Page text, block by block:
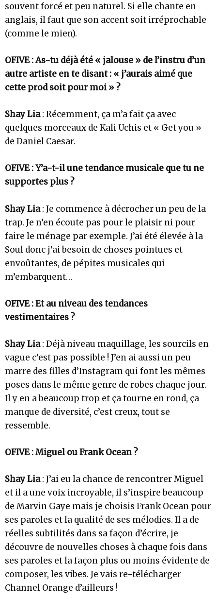
souvent forcé et peu naturel. Si elle chante en
anglais, il faut que son accent soit irréprochable
(comme le mien).
OFIVE : As-tu déjà été « jalouse » de l’instru d’un
autre artiste en te disant : « j’aurais aimé que
cette prod soit pour moi » ?
Shay Lia: Récemment, ça m’a fait ça avec
quelques morceaux de Kali Uchis et « Get you »
de Daniel Caesar.
OFIVE : Y’a-t-il une tendance musicale que tu ne
supportes plus ?
Shay Lia: Je commence à décrocher un peu de la
trap. Je n’en écoute pas pour le plaisir ni pour
faire le ménage par exemple. J’ai été élevée à la
Soul donc j’ai besoin de choses pointues et
envoûtantes, de pépites musicales qui
m’embarquent…
OFIVE : Et au niveau des tendances
vestimentaires ?
Shay Lia: Déjà niveau maquillage, les sourcils en
vague c’est pas possible ! J’en ai aussi un peu
marre des filles d’Instagram qui font les mêmes
poses dans le même genre de robes chaque jour.
Il y en a beaucoup trop et ça tourne en rond, ça
manque de diversité, c’est creux, tout se
ressemble.
OFIVE : Miguel ou Frank Ocean ?
Shay Lia: J’ai eu la chance de rencontrer Miguel
et il a une voix incroyable, il s’inspire beaucoup
de Marvin Gaye mais je choisis Frank Ocean pour
ses paroles et la qualité de ses mélodies. Il a de
réelles subtilités dans sa façon d’écrire, je
découvre de nouvelles choses à chaque fois dans
ses paroles et la façon plus ou moins évidente de
composer, les vibes. Je vais re-télécharger
Channel Orange d’ailleurs !